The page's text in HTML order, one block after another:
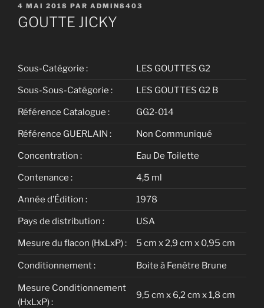
PUBLIÉ
LE
4 MAI 2018 PAR ADMIN8403
GOUTTE JICKY
Sous-Catégorie : LES GOUTTES G2
Sous-Sous-Catégorie : LES GOUTTES G2 B
Référence Catalogue : GG2-014
Référence GUERLAIN : Non Communiqué
Concentration : Eau De Toilette
Contenance : 4,5 ml
Année d’Édition : 1978
Pays de distribution : USA
Mesure du flacon (HxLxP) : 5 cm x 2,9 cm x 0,95 cm
Conditionnement : Boite à Fenêtre Brune
Mesure Conditionnement
(HxLxP) :
9,5 cm x 6,2 cm x 1,8 cm